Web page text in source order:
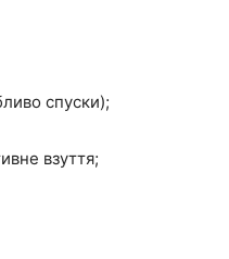
спуски);
взуття;